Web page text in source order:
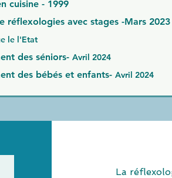
cuisine - 1999
réflexologies avec stages -Mars 2023
le l'Etat
des séniors-Avril 2024
des bébés et enfants-Avril 2024
La